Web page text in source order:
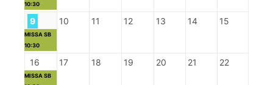
10:30
9
MISSA SB
10:30
10 11 12 13 14 15
16
MISSA SB
17 18 19 20 21 22